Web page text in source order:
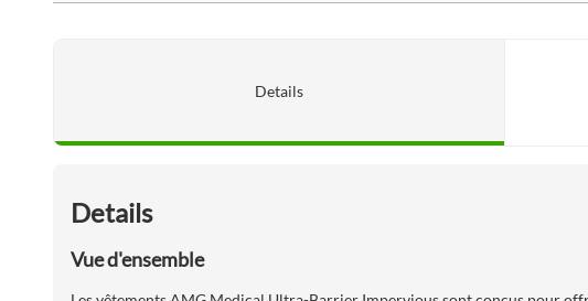
Details
Details
Vue d'ensemble